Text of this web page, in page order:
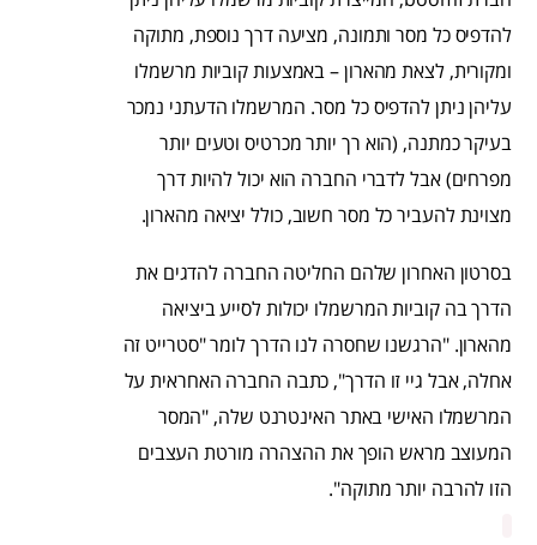
להדפיס כל מסר ותמונה, מציעה דרך נוספת, מתוקה
ומקורית, לצאת מהארון – באמצעות קוביות מרשמלו
עליהן ניתן להדפיס כל מסר. המרשמלו הדעתני נמכר
בעיקר כמתנה, (הוא רך יותר מכרטיס וטעים יותר
מפרחים) אבל לדברי החברה הוא יכול להיות דרך
מצוינת להעביר כל מסר חשוב, כולל יציאה מהארון.
בסרטון האחרון שלהם החליטה החברה להדגים את
הדרך בה קוביות המרשמלו יכולות לסייע ביציאה
מהארון. "הרגשנו שחסרה לנו הדרך לומר "סטרייט זה
אחלה, אבל גיי זו הדרך", כתבה החברה האחראית על
המרשמלו האישי באתר האינטרנט שלה, "המסר
המעוצב מראש הופך את ההצהרה מורטת העצבים
הזו להרבה יותר מתוקה".